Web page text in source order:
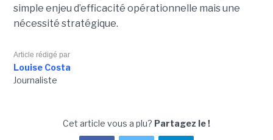
simple enjeu d’efficacité opérationnelle mais une
nécessité stratégique.
Article rédigé par
Louise Costa
Journaliste
Cet article vous a plu? Partagez le !